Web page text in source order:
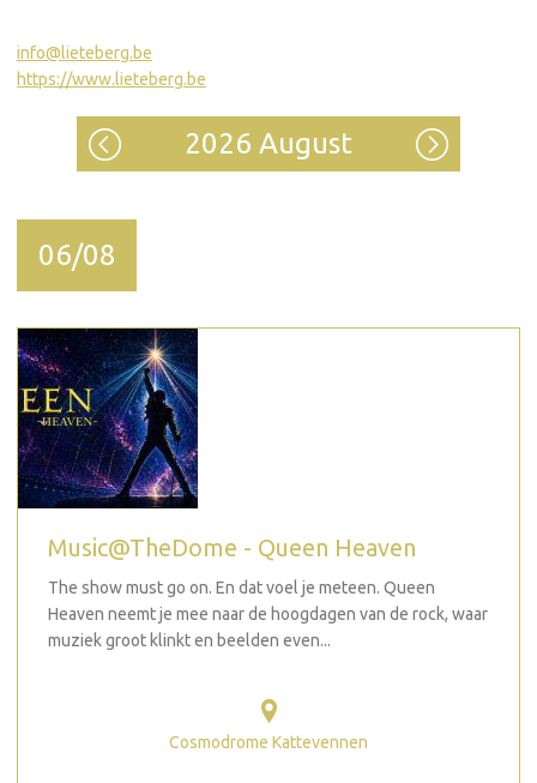
info@lieteberg.be
https://www.lieteberg.be
2026 August
06/08
Music@TheDome - Queen Heaven
The show must go on. En dat voel je meteen. Queen
Heaven neemt je mee naar de hoogdagen van de rock, waar
muziek groot klinkt en beelden even...
Cosmodrome Kattevennen